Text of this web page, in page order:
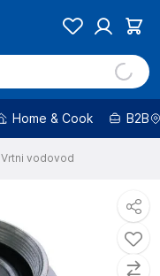
Home & Cook B2B
Vrtni vodovod